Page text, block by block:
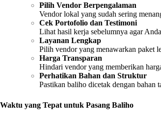
Pilih Vendor Berpengalaman
Vendor lokal yang sudah sering
Cek Portofolio dan Testimoni
Lihat hasil kerja sebelumnya agar
Layanan Lengkap
Pilih vendor yang menawarkan paket
Harga Transparan
Hindari vendor yang memberikan
Perhatikan Bahan dan Struktur
Pastikan baliho dicetak dengan bahan
Waktu yang Tepat untuk Pasang Baliho